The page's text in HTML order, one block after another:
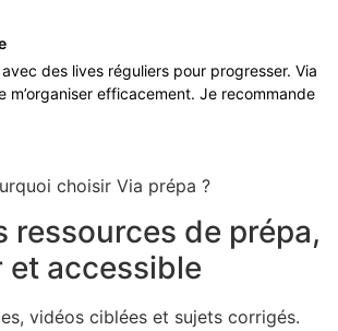
des lives réguliers pour progresser. Via
m’organiser efficacement. Je recommande
choisir Via prépa ?
ressources de prépa,
et accessible
vidéos ciblées et sujets corrigés.